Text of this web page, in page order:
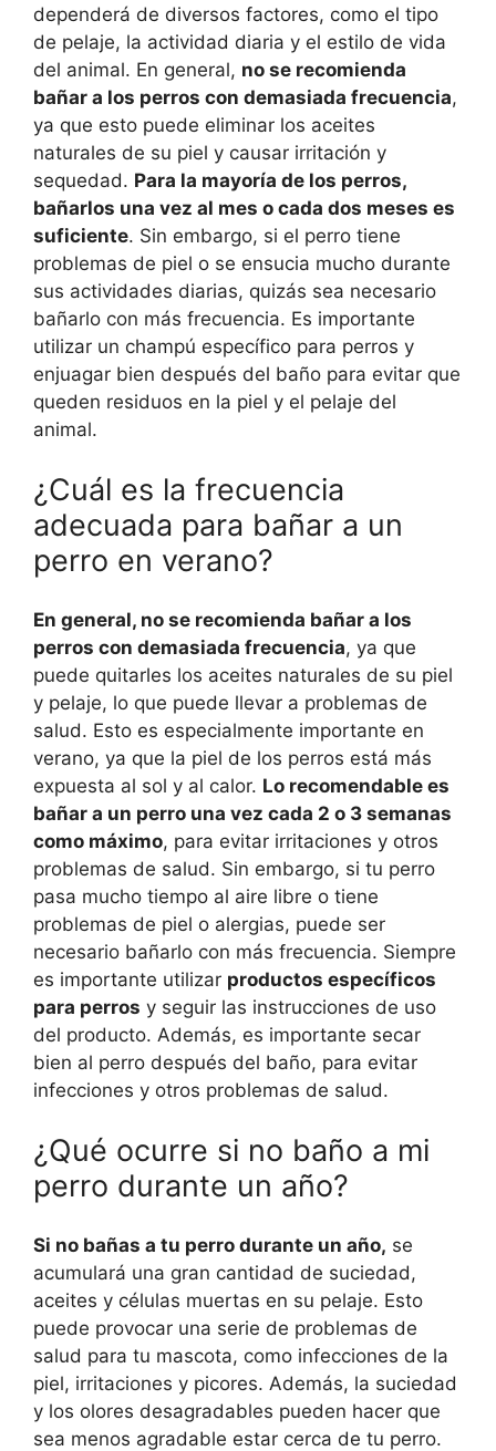
dependerá de diversos factores, como el tipo
de pelaje, la actividad diaria y el estilo de vida
del animal. En general, no se recomienda
bañar a los perros con demasiada frecuencia,
ya que esto puede eliminar los aceites
naturales de su piel y causar irritación y
sequedad. Para la mayoría de los perros,
bañarlos una vez al mes o cada dos meses es
suficiente. Sin embargo, si el perro tiene
problemas de piel o se ensucia mucho durante
sus actividades diarias, quizás sea necesario
bañarlo con más frecuencia. Es importante
utilizar un champú específico para perros y
enjuagar bien después del baño para evitar que
queden residuos en la piel y el pelaje del
animal.
¿Cuál es la frecuencia
adecuada para bañar a un
perro en verano?
En general, no se recomienda bañar a los
perros con demasiada frecuencia, ya que
puede quitarles los aceites naturales de su piel
y pelaje, lo que puede llevar a problemas de
salud. Esto es especialmente importante en
verano, ya que la piel de los perros está más
expuesta al sol y al calor. Lo recomendable es
bañar a un perro una vez cada 2 o 3 semanas
como máximo, para evitar irritaciones y otros
problemas de salud. Sin embargo, si tu perro
pasa mucho tiempo al aire libre o tiene
problemas de piel o alergias, puede ser
necesario bañarlo con más frecuencia. Siempre
es importante utilizar productos específicos
para perros y seguir las instrucciones de uso
del producto. Además, es importante secar
bien al perro después del baño, para evitar
infecciones y otros problemas de salud.
¿Qué ocurre si no baño a mi
perro durante un año?
Si no bañas a tu perro durante un año, se
acumulará una gran cantidad de suciedad,
aceites y células muertas en su pelaje. Esto
puede provocar una serie de problemas de
salud para tu mascota, como infecciones de la
piel, irritaciones y picores. Además, la suciedad
y los olores desagradables pueden hacer que
sea menos agradable estar cerca de tu perro.